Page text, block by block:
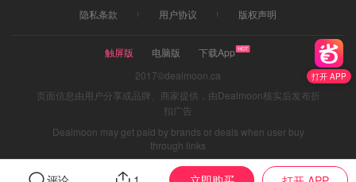
打开 APP
隐私条款
用户协议 版权声明
触屏版 电脑版
下载App
2017©dealmoon.ca
页面信息由用户分享或品牌、商家提供，由Dealmoon核实后发布折
扣广告
Dealmoon may get paid by brands or deals when user buy
through links